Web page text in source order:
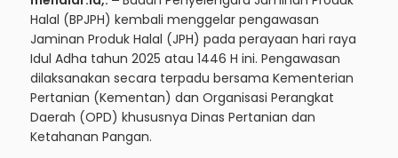
Halal (BPJPH) kembali menggelar pengawasan
Jaminan Produk Halal (JPH) pada perayaan hari raya
Idul Adha tahun 2025 atau 1446 H ini. Pengawasan
dilaksanakan secara terpadu bersama Kementerian
Pertanian (Kementan) dan Organisasi Perangkat
Daerah (OPD) khususnya Dinas Pertanian dan
Ketahanan Pangan.